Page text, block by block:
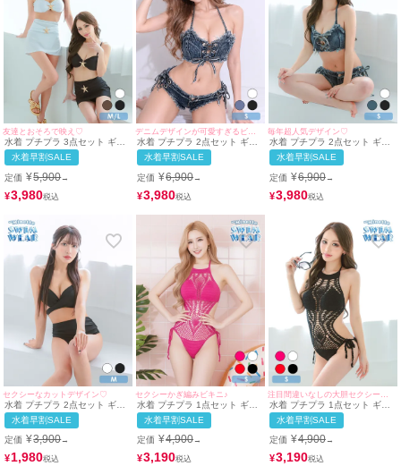
友達とおそろで映え♡
水着 プチプラ 3点セット ギャ
ル 2way セット 体型カバー ハ
イウエスト カジュアル 脚カバ
ー スカートタイプ ペア ビキニ
(みのり・ちぴたん着用/M~Lサ
イズ対応) | myMinette/マイミ
ネット
水着早割SALE
定価 ¥5,900→
¥3,980
デニムデザインが可愛すぎるビキニ
水着 プチプラ 2点セット ギャ
ル セット リボン 編み上げ デ
ニム ローライズ 青 ブルベ ビ
キニ (Sサイズ対応) |
myMinette/マイミネット
水着早割SALE
定価 ¥6,900→
¥3,980
毎年超人気デザイン♡
水着 プチプラ 2点セット ギャ
ル ホルターネック バストクロ
ス デニム 青 ブルベ ビキニ (み
のり着用/Sサイズ対応) |
myMinette/マイミネット
水着早割SALE
定価 ¥6,900→
¥3,980
セクシーなカットデザイン♡
水着 プチプラ 2点セット ギャ
ル ホルターネック ハイウエス
ト 紐ビキニ シンプル クロスデ
ザイン 黒 ブラック ビキニ (ち
ぴたん着用/Mサイズ対応) |
myMinette/マイミネット
水着早割SALE
定価 ¥3,900→
¥1,980
セクシーかぎ編みビキニ♪
水着 プチプラ 1点セット ギャ
ル ホルターネック オールイン
ワン 編み上げ メッシュ ピンク
ビキニ (Sサイズ対応) |
myMinette/マイミネット
水着早割SALE
定価 ¥4,900→
¥3,190
水着 プチプラ 1点セット ギャ
ル ホルターネック オールイン
ワン 編み上げ メッシュ かぎ編
み くびれ 黒 ビキニ (みのり着
用/Sサイズ対応) | myMinette/
マイミネット
水着早割SALE
定価 ¥4,900→
¥3,190